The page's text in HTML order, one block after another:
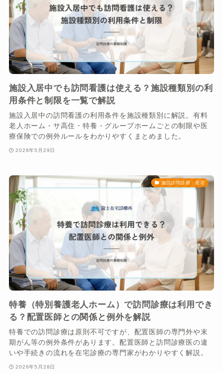
施設入居中でも訪問看護は使える？施設種類別の利
用条件と制限を一覧で解説
施設入居中の訪問看護の利用条件を施設種類別に解説。有料
老人ホーム・サ高住・特養・グループホームごとの制限や医
療保険での例外ルールをわかりやすくまとめました。
2026年5月29日
施設訪問診療・居宅
特養（特別養護老人ホーム）で訪問診療は利用でき
る？配置医師との関係と例外を解説
特養での訪問診療は原則不可ですが、配置医師の専門外や末
期がん等の例外条件があります。配置医師と訪問診療医の違
いや手続きの流れを在宅診療の専門家がわかりやすく解説。
2026年5月28日